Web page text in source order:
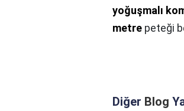
yoğuşmalı
metre peteği
Diğer Blog